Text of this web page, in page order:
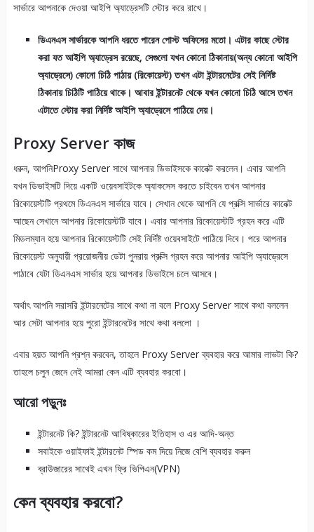
সার্ভারে আপনাকে দেওয়া আইপি অ্যাড্রেসটি স্টোর করে রাখে।
ডিএনএস সার্ভারকে আপনি ধরতে পারেন পোস্ট অফিসের মতো। এটার কাছে স্টোর
করা যত আইপি অ্যাড্রেস রয়েছে, সেগুলো যখন কোনো ঠিকানায়(অন্য কোনো আইপি
অ্যাড্রেসে) কোনো চিঠি পাঠায় (রিকোয়েস্ট) তখন এটা ইন্টারনেটের সেই নির্দিষ্ট
ঠিকানায় চিঠিটি পাঠিয়ে থাকে। আবার ইন্টারনেট থেকে যখন কোনো চিঠি আসে তখন
এটাতে স্টোর করা নির্দিষ্ট আইপি অ্যাড্রেসে পাঠিয়ে দেয়।
Proxy Server কাজ
ধরুন, আপনিProxy Server সাথে আপনার ডিভাইসকে কানেক্ট করলেন। এবার আপনি
যখন ডিভাইসটি দিয়ে একটি ওয়েবসাইটকে অ্যাকসেস করতে চাইবেন তখন আপনার
রিকোয়েস্টটি প্রথমে ডিএনএস সার্ভারে যাবে। সেখান থেকে আপনি যে প্রক্সি সার্ভারে কানেক্ট
আছেন সেখানে আপনার রিকোয়েস্টটি যাবে। এবার আপনার রিকোয়েস্টটি গ্রহন করে এটি
মিডলম্যান হয়ে আপনার রিকোয়েস্টটি সেই নির্দিষ্ট ওয়েবসাইটে পাঠিয়ে দিবে। পরে আপনার
রিকোয়েস্ট অনুযায়ী প্রয়োজনীয় ডেটা পুনরায় প্রক্সি গ্রহন করে আপনার আইপি অ্যাড্রেসে
পাঠাবে যেটা ডিএনএস সার্ভার হয়ে আপনার ডিভাইসে চলে আসবে।
অর্থাৎ আপনি সরাসরি ইন্টারনেটের সাথে কথা না বলে Proxy Server সাথে কথা বললেন
আর সেটা আপনার হয়ে পুরো ইন্টারনেটের সাথে কথা বললো ।
এবার হয়ত আপনি প্রশ্ন করবেন, তাহলে Proxy Server ব্যবহার করে আমার লাভটা কি?
তাহলে চলুন জেনে নেই আমরা কেন এটি ব্যবহার করবো।
আরো পড়ুনঃ
ইন্টারনেট কি? ইন্টারনেট আবিষ্কারের ইতিহাস ও এর আদি-অন্ত
সবাইকে ওয়াইফাই ইন্টারনেট স্পিড কম দিয়ে নিজে বেশি ব্যবহার করুন
ব্রাউজারের সাথেই এখন ফ্রি ভিপিএন(VPN)
কেন ব্যবহার করবো?